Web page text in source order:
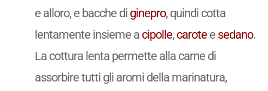
e alloro, e bacche di ginepro, quindi cotta
lentamente insieme a cipolle, carotee sedano.
La cottura lenta permette alla carne di
assorbire tutti gli aromi della marinatura,